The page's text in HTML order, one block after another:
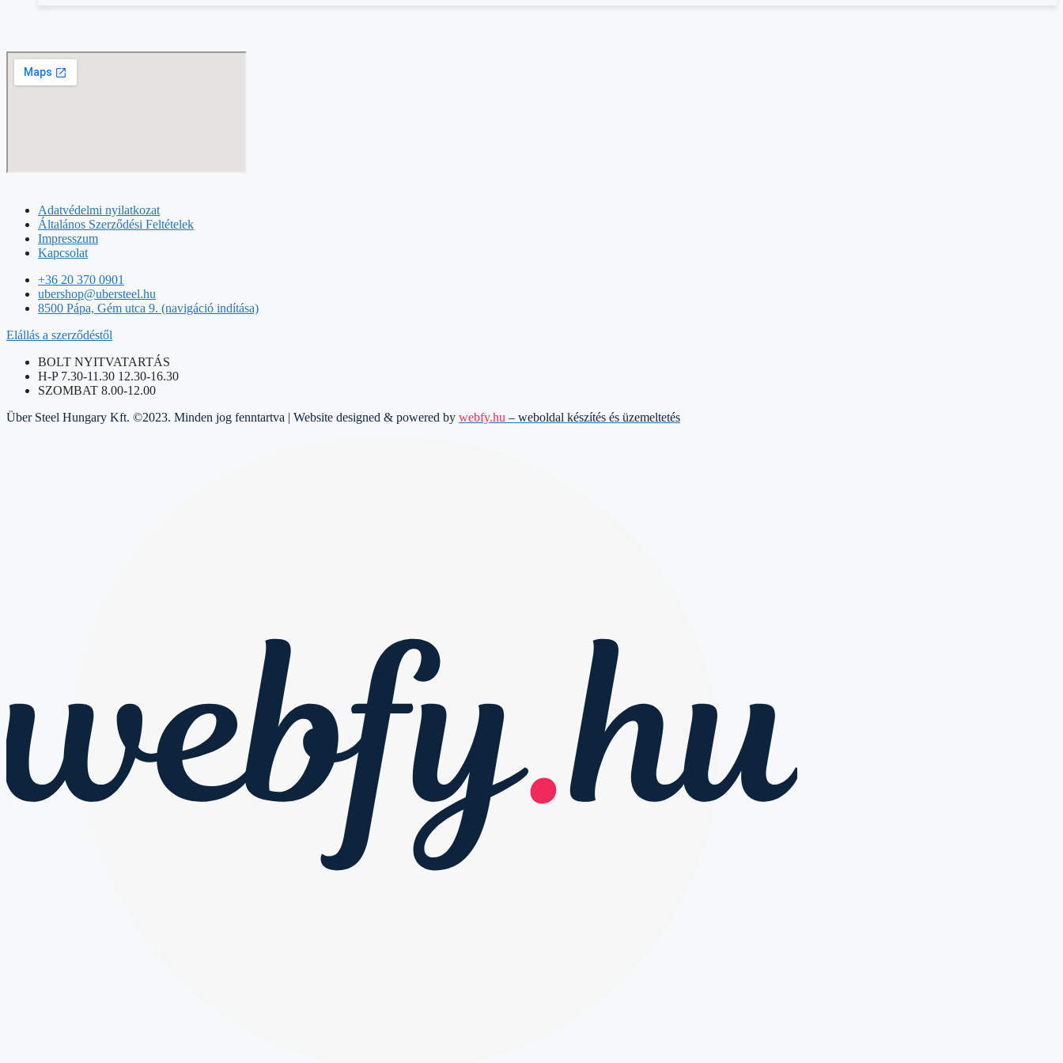
Adatvédelmi nyilatkozat
Általános Szerződési Feltételek
Impresszum
Kapcsolat
+36 20 370 0901
ubershop@ubersteel.hu
8500 Pápa, Gém utca 9. (navigáció indítása)
Elállás a szerződéstől
BOLT NYITVATARTÁS
H-P 7.30-11.30 12.30-16.30
SZOMBAT 8.00-12.00
Über Steel Hungary Kft. ©2023. Minden jog fenntartva | Website designed & powered by webfy.hu – weboldal készítés és üzemeltetés